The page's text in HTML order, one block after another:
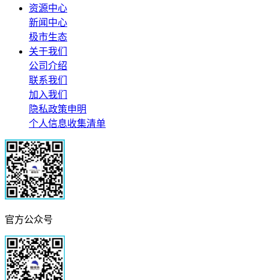
资源中心
新闻中心
极市生态
关于我们
公司介绍
联系我们
加入我们
隐私政策申明
个人信息收集清单
官方公众号